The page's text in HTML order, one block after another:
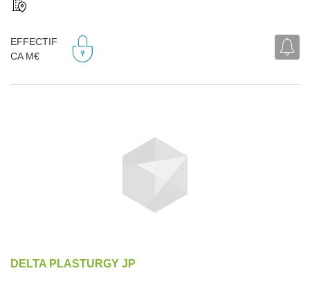
EFFECTIF
CA M€
DELTA PLASTURGY JP